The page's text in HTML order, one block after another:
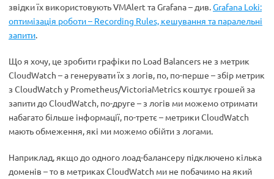
звідки їх використовують VMAlert та Grafana – див.Grafana Loki:
оптимізація роботи – Recording Rules, кешування та паралельні
запити.
Що я хочу, це зробити графіки по Load Balancers не з метрик
CloudWatch – а генерувати їх з логів, по, по-перше – збір метрик
з CloudWatch у Prometheus/VictoriaMetrics коштує грошей за
запити до CloudWatch, по-друге – з логів ми можемо отримати
набагато більше інформації, по-третє – метрики CloudWatch
мають обмеження, які ми можемо обійти з логами.
Наприклад, якщо до одного лоад-балансеру підключено кілька
доменів – то в метриках CloudWatch ми не побачимо на який